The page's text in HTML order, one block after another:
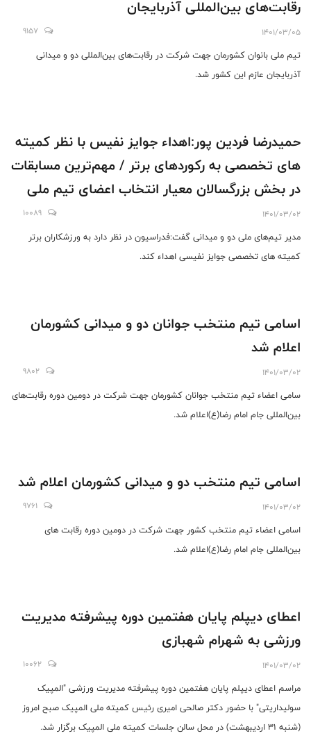
رقابت‌های بین‌المللی آذربایجان
1401/03/05
9157
تیم ملی بانوان کشورمان جهت شرکت در رقابت‌های بین‌المللی دو و میدانی
آذربایجان عازم این کشور شد.
حمیدرضا فردین پور:اهداء جوایز نفیس با نظر کمیته
های تخصصی به رکوردهای برتر / مهم‌ترین مسابقات
در بخش بزرگسالان معیار انتخاب اعضای تیم ملی
برای بازیهای کشورهای اسلامی
1401/03/02
10089
مدیر تیم‌های ملی دو و میدانی گفت:فدراسیون در نظر دارد به ورزشکاران برتر
کمیته های تخصصی جوایز نفیسی اهداء کند.
اسامی تیم منتخب جوانان دو و میدانی کشورمان
اعلام شد
1401/03/02
9802
سامی اعضاء تیم منتخب جوانان کشورمان جهت شرکت در دومین دوره رقابت‌های
بین‌المللی جام امام رضا(ع)اعلام شد.
اسامی تیم منتخب دو و میدانی کشورمان اعلام شد
1401/03/02
9761
اسامی اعضاء تیم منتخب کشور جهت شرکت در دومین دوره رقابت های
بین‌المللی جام امام رضا(ع)اعلام شد.
اعطای دیپلم پایان هفتمین دوره پیشرفته مدیریت
ورزشی به شهرام شهبازی
1401/03/02
10062
مراسم اعطای دیپلم پایان هفتمین دوره پیشرفته مدیریت ورزشی "المپیک
سولیداریتی" با حضور دکتر صالحی امیری رئیس کمیته ملی المپیک صبح امروز
(شنبه ۳۱ اردیبهشت) در محل سالن جلسات کمیته ملی المپیک برگزار شد.